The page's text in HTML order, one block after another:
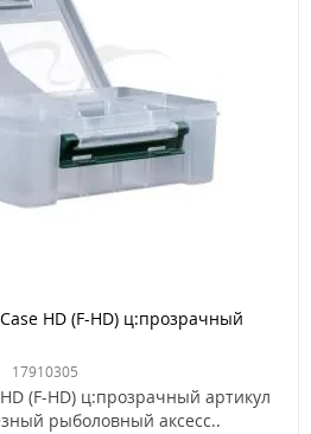
HD (F-HD) ц:прозрачный
17910305
(F-HD) ц:прозрачный артикул
рыболовный аксесс..